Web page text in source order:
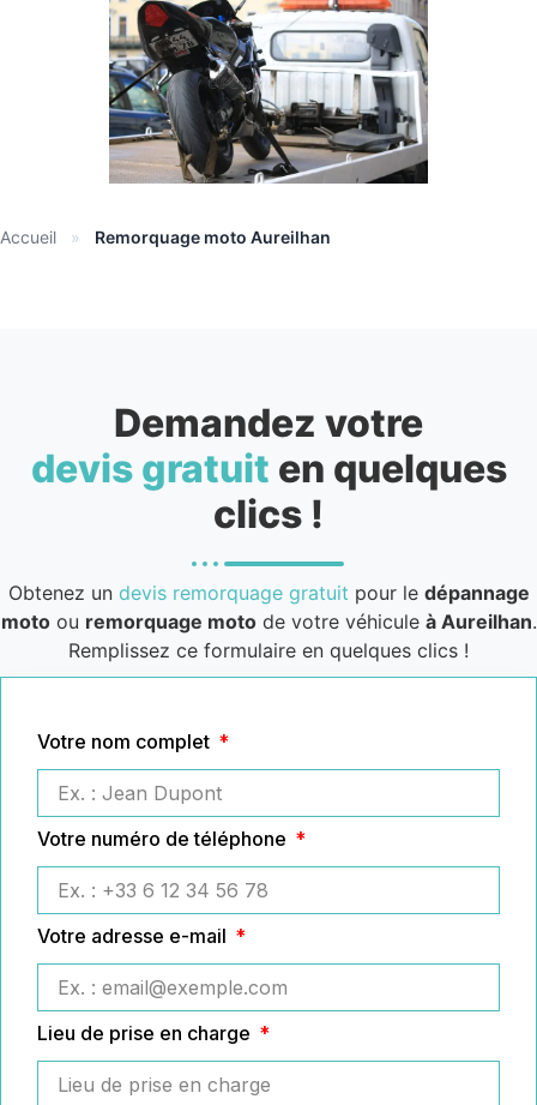
Accueil » Remorquage moto Aureilhan
Demandez votre
devis gratuit en quelques
clics !
Obtenez un devis remorquage gratuit pour le dépannage
motoou remorquage motode votre véhicule à Aureilhan.
Remplissez ce formulaire en quelques clics !
Votre nom complet
Votre numéro de téléphone
Votre adresse e-mail
Lieu de prise en charge